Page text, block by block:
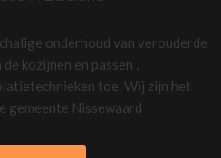
onderhoud van verouderde
kozijnen en passen ,
toe. Wij zijn het
gemeente Nissewaard